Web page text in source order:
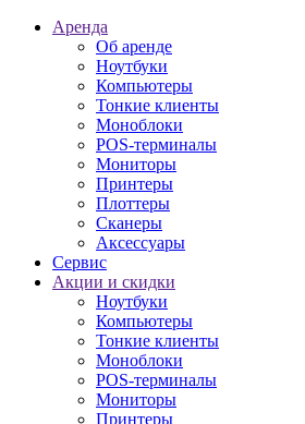
Аренда
Об аренде
Ноутбуки
Компьютеры
Тонкие клиенты
Моноблоки
POS-терминалы
Мониторы
Принтеры
Плоттеры
Сканеры
Аксессуары
Сервис
Акции и скидки
Ноутбуки
Компьютеры
Тонкие клиенты
Моноблоки
POS-терминалы
Мониторы
Принтеры